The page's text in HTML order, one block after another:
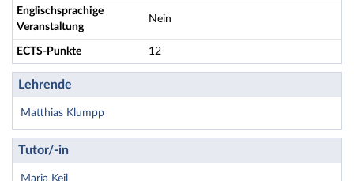
Englischsprachige
Veranstaltung
Nein
ECTS-Punkte 12
Lehrende
Matthias Klumpp
Tutor/-in
Maria Keil